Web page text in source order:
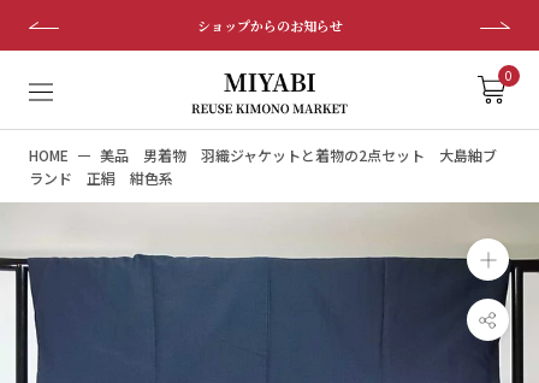
し
ン
ショップからのお知らせ
0
HOME
美品 男着物 羽織ジャケットと着物の2点セット 大島紬ブ
ランド 正絹 紺色系